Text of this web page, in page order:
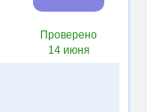
Проверено
14 июня